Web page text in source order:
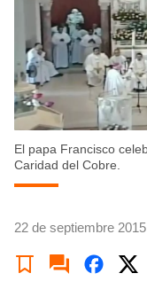
El papa Francisco
Caridad del Cobre.
22 de septiembre